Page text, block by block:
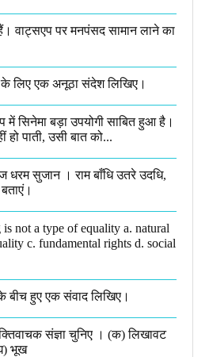
वाट्सएप पर मनपंसद सामान लाने का
के लिए एक अनूठा संदेश लिखिए।
सिनेमा बड़ा उपयोगी साबित हुआ है।
हो पाती, उसी बात को...
धरम सुजान । राम बाँधि उतरे उदधि,
not a type of equality a. natural
c. fundamental rights d. social
बीच हुए एक संवाद लिखिए।​
संज्ञा चुनिए । (क) लिखावट
भूख​